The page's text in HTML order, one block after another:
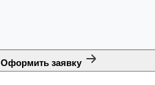
Оформить заявку